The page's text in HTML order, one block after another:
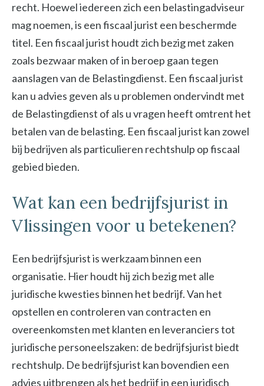
recht. Hoewel iedereen zich een belastingadviseur
mag noemen, is een fiscaal jurist een beschermde
titel. Een fiscaal jurist houdt zich bezig met zaken
zoals bezwaar maken of in beroep gaan tegen
aanslagen van de Belastingdienst. Een fiscaal jurist
kan u advies geven als u problemen ondervindt met
de Belastingdienst of als u vragen heeft omtrent het
betalen van de belasting. Een fiscaal jurist kan zowel
bij bedrijven als particulieren rechtshulp op fiscaal
gebied bieden.
Wat kan een bedrijfsjurist in
Vlissingen voor u betekenen?
Een bedrijfsjurist is werkzaam binnen een
organisatie. Hier houdt hij zich bezig met alle
juridische kwesties binnen het bedrijf. Van het
opstellen en controleren van contracten en
overeenkomsten met klanten en leveranciers tot
juridische personeelszaken: de bedrijfsjurist biedt
rechtshulp. De bedrijfsjurist kan bovendien een
advies uitbrengen als het bedrijf in een juridisch